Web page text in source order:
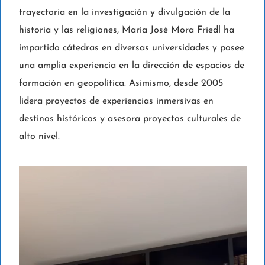
trayectoria en la investigación y divulgación de la
historia y las religiones, María José Mora Friedl ha
impartido cátedras en diversas universidades y posee
una amplia experiencia en la dirección de espacios de
formación en geopolítica. Asimismo, desde 2005
lidera proyectos de experiencias inmersivas en
destinos históricos y asesora proyectos culturales de
alto nivel.